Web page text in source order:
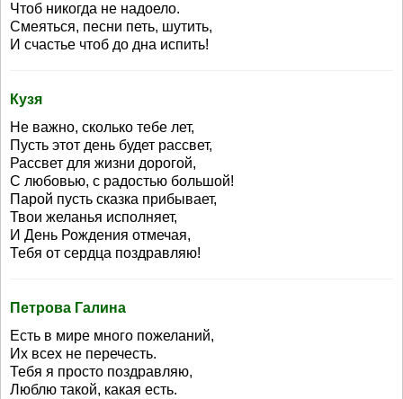
Чтоб никогда не надоело.
Смеяться, песни петь, шутить,
И счастье чтоб до дна испить!
Кузя
Не важно, сколько тебе лет,
Пусть этот день будет рассвет,
Рассвет для жизни дорогой,
С любовью, с радостью большой!
Парой пусть сказка прибывает,
Твои желанья исполняет,
И День Рождения отмечая,
Тебя от сердца поздравляю!
Петрова Галина
Есть в мире много пожеланий,
Их всех не перечесть.
Тебя я просто поздравляю,
Люблю такой, какая есть.